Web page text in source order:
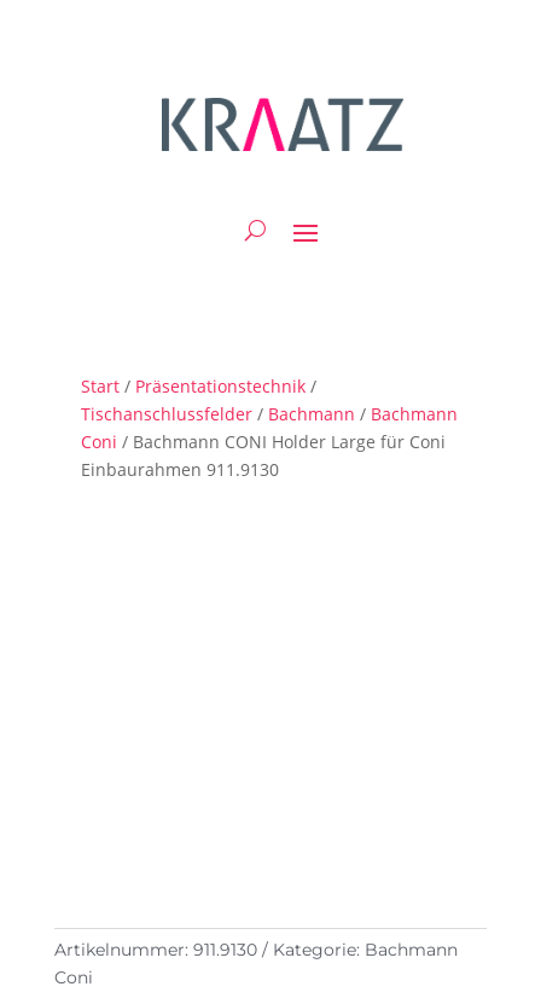
Start / Präsentationstechnik /
Tischanschlussfelder / Bachmann / Bachmann
Coni / Bachmann CONI Holder Large für Coni
Einbaurahmen 911.9130
Artikelnummer: 911.9130 Kategorie: Bachmann
Coni